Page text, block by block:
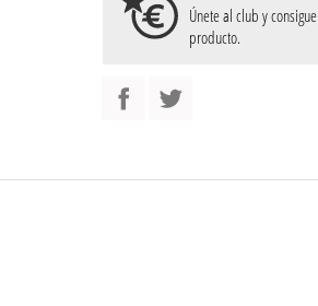
Únete al club y consigue
producto.